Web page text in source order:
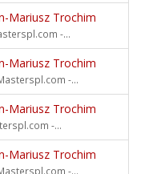
Mariusz Trochim
-...
Mariusz Trochim
-...
Mariusz Trochim
-...
Mariusz Trochim
-...